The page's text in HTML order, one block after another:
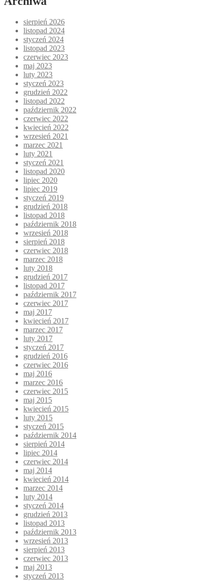
sierpień 2026
listopad 2024
styczeń 2024
listopad 2023
czerwiec 2023
maj 2023
luty 2023
styczeń 2023
grudzień 2022
listopad 2022
październik 2022
czerwiec 2022
kwiecień 2022
wrzesień 2021
marzec 2021
luty 2021
styczeń 2021
listopad 2020
lipiec 2020
lipiec 2019
styczeń 2019
grudzień 2018
listopad 2018
październik 2018
wrzesień 2018
sierpień 2018
czerwiec 2018
marzec 2018
luty 2018
grudzień 2017
listopad 2017
październik 2017
czerwiec 2017
maj 2017
kwiecień 2017
marzec 2017
luty 2017
styczeń 2017
grudzień 2016
czerwiec 2016
maj 2016
marzec 2016
czerwiec 2015
maj 2015
kwiecień 2015
luty 2015
styczeń 2015
październik 2014
sierpień 2014
lipiec 2014
czerwiec 2014
maj 2014
kwiecień 2014
marzec 2014
luty 2014
styczeń 2014
grudzień 2013
listopad 2013
październik 2013
wrzesień 2013
sierpień 2013
czerwiec 2013
maj 2013
styczeń 2013